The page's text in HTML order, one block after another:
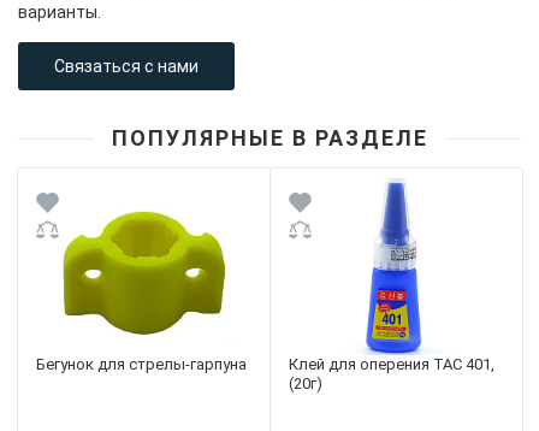
варианты.
Связаться с нами
ПОПУЛЯРНЫЕ В РАЗДЕЛЕ
Бегунок для стрелы-гарпуна
Клей для оперения TAC 401,
(20г)